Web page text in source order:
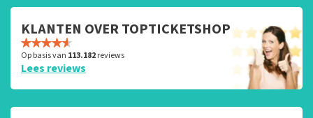
KLANTEN OVER TOPTICKETSHOP
Op basis van 113.182reviews
Lees reviews